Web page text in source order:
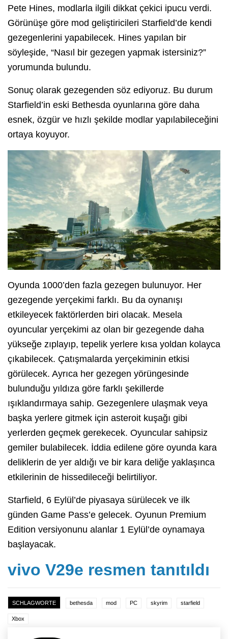
Pete Hines, modlarla ilgili dikkat çekici ipucu verdi.
Görünüşe göre mod geliştiricileri Starfield’de kendi
gezegenlerini yapabilecek. Hines yapılan bir
söyleşide, “Nasıl bir gezegen yapmak istersiniz?”
yorumunda bulundu.
Sonuç olarak gezegenden söz ediyoruz. Bu durum
Starfield’in eski Bethesda oyunlarına göre daha
esnek, özgür ve hızlı şekilde modlar yapılabileceğini
ortaya koyuyor.
Oyunda 1000’den fazla gezegen bulunuyor. Her
gezegende yerçekimi farklı. Bu da oynanışı
etkileyecek faktörlerden biri olacak. Mesela
oyuncular yerçekimi az olan bir gezegende daha
yükseğe zıplayıp, tepelik yerlere kısa yoldan kolayca
çıkabilecek. Çatışmalarda yerçekiminin etkisi
görülecek. Ayrıca her gezegen yörüngesinde
bulunduğu yıldıza göre farklı şekillerde
ışıklandırmaya sahip. Gezegenlere ulaşmak veya
başka yerlere gitmek için asteroit kuşağı gibi
yerlerden geçmek gerekecek. Oyuncular sahipsiz
gemiler bulabilecek. İddia edilene göre oyunda kara
deliklerin de yer aldığı ve bir kara deliğe yaklaşınca
etkilerinin de hissedileceği belirtiliyor.
Starfield, 6 Eylül’de piyasaya sürülecek ve ilk
günden Game Pass’e gelecek. Oyunun Premium
Edition versiyonunu alanlar 1 Eylül’de oynamaya
başlayacak.
vivo V29e resmen tanıtıldı
SCHLAGWORTE bethesda mod PC skyrim starfield
Xbox